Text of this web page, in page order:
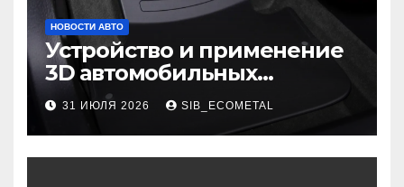
НОВОСТИ АВТО
Устройство и применение
3D автомобильных
ковриков
31 ИЮЛЯ 2026 SIB_ECOMETAL